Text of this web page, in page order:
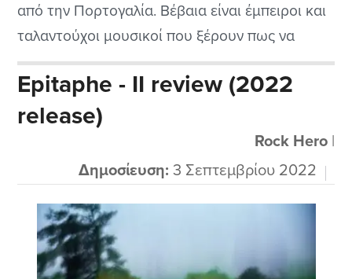
από την Πορτογαλία. Βέβαια είναι έμπειροι και
ταλαντούχοι μουσικοί που ξέρουν πως να
φτιάξουν το σωστό δημιούργημα. Έχουν
ιδρυθεί το 2004 και αυτό είναι το τέταρτο
ολοκληρωμένο τους cd. Μου αρέσει που τους
βοήθησε και ο θρυλικός Fernado των
Moonspell μέσω της...
Epitaphe - II review (2022
release)
Rock Hero|
Δημοσίευση: 3 Σεπτεμβρίου 2022